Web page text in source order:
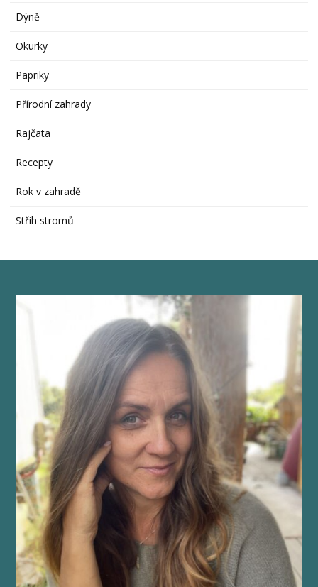
Dýně
Okurky
Papriky
Přírodní zahrady
Rajčata
Recepty
Rok v zahradě
Střih stromů